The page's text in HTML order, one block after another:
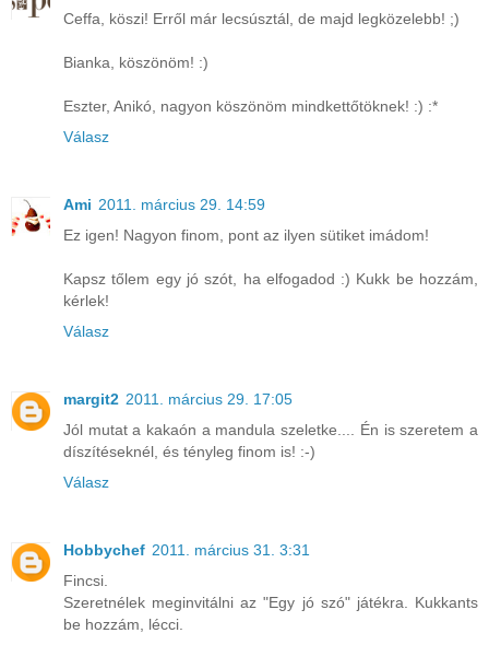
Ceffa, köszi! Erről már lecsúsztál, de majd legközelebb! ;)
Bianka, köszönöm! :)
Eszter, Anikó, nagyon köszönöm mindkettőtöknek! :) :*
Válasz
Ami 2011. március 29. 14:59
Ez igen! Nagyon finom, pont az ilyen sütiket imádom!
Kapsz tőlem egy jó szót, ha elfogadod :) Kukk be hozzám,
kérlek!
Válasz
margit2 2011. március 29. 17:05
Jól mutat a kakaón a mandula szeletke.... Én is szeretem a
díszítéseknél, és tényleg finom is! :-)
Válasz
Hobbychef 2011. március 31. 3:31
Fincsi.
Szeretnélek meginvitálni az "Egy jó szó" játékra. Kukkants
be hozzám, lécci.